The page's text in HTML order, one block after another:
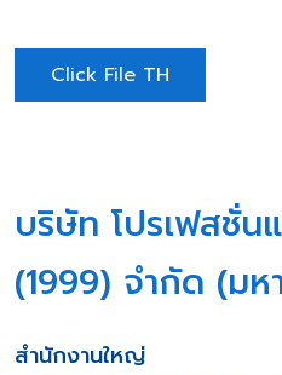
Click File TH
บริษัท โปรเฟสชั่น
(1999) จำกัด (มห
สำนักงานใหญ่